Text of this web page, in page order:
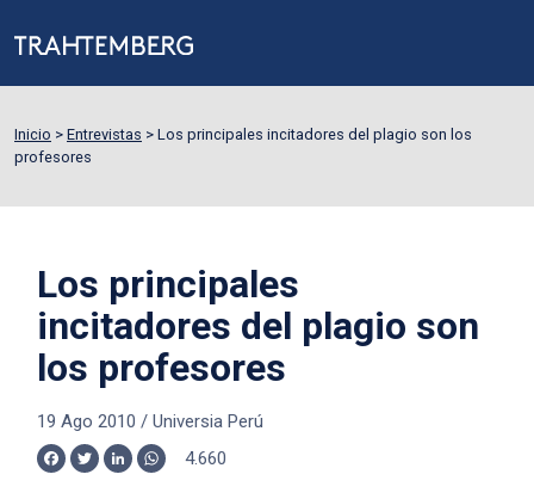
Inicio > Entrevistas > Los principales incitadores del plagio son los
profesores
Los principales
incitadores del plagio son
los profesores
19 Ago 2010 / Universia Perú
Facebook
TwitterLinkedInWhatsApp
4.660